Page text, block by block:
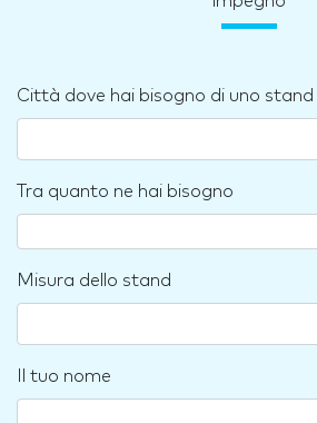
Città dove hai bisogno di uno stand
Tra quanto ne hai bisogno
Misura dello stand
Il tuo nome